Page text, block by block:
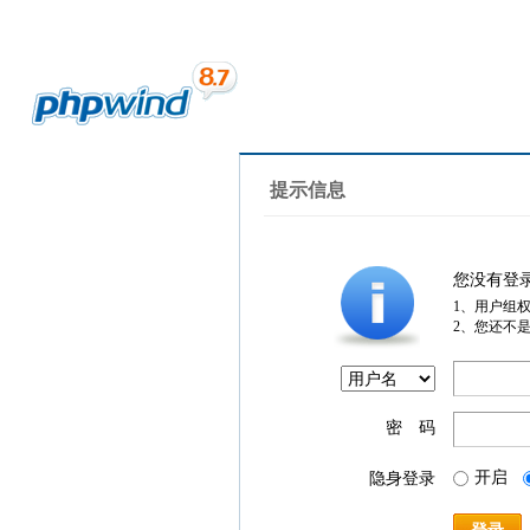
提示信息
您没有登
1、用户组
2、您还不
密 码
隐身登录 开启